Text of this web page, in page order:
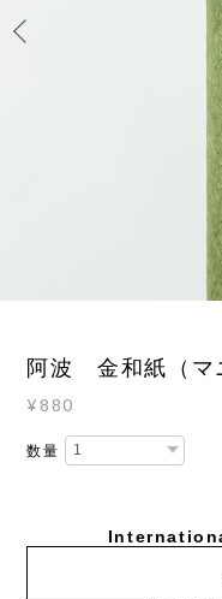
阿波 金和紙（マ
¥880
数量